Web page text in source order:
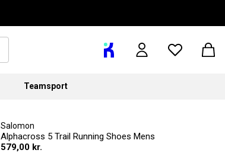
Teamsport
Salomon
Alphacross 5 Trail Running Shoes Mens
579,00 kr.